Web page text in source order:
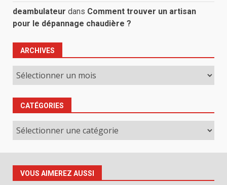
deambulateur dans Comment trouver un artisan
pour le dépannage chaudière ?
ARCHIVES
Archives
CATÉGORIES
Catégories
VOUS AIMEREZ AUSSI